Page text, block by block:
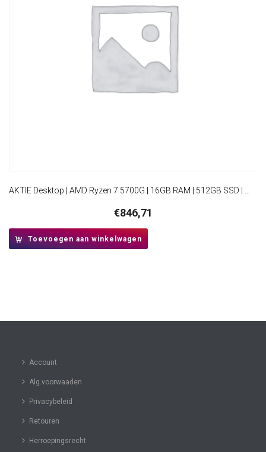
AKTIE Desktop | AMD Ryzen 7 5700G | 16GB RAM | 512GB SSD | Windows 11 Professional | HDMI | Mini-Tower Behuizing
€846,71
Toevoegen aan winkelwagen
Account
Alg.voorwaaden
Privacybeleid
Retouren
Herroepingsrecht